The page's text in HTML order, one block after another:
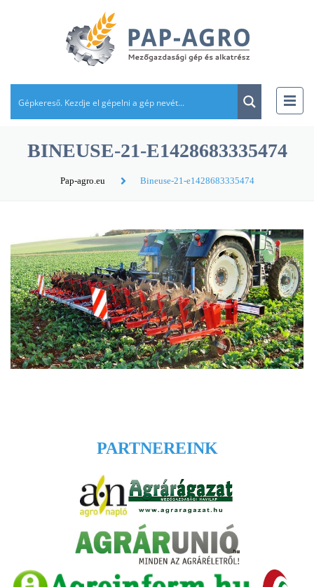
BINEUSE-21-E1428683335474
Pap-agro.eu Bineuse-21-e1428683335474
PARTNEREINK